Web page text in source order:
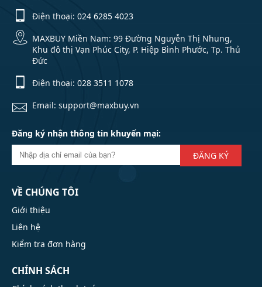
Điện thoại: 024 6285 4023
MAXBUY Miền Nam: 99 Đường Nguyễn Thị Nhung,
Khu đô thị Vạn Phúc City, P. Hiệp Bình Phước, Tp. Thủ
Đức
Điện thoại: 028 3511 1078
Email: support@maxbuy.vn
Đăng ký nhận thông tin khuyến mại:
ĐĂNG KÝ
VỀ CHÚNG TÔI
Giới thiệu
Liên hệ
Kiểm tra đơn hàng
CHÍNH SÁCH